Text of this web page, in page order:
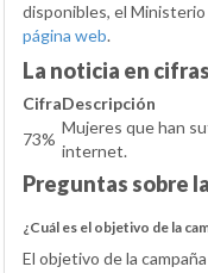
disponibles, el
página web.
La noticia en cifras
CifraDescripción
73%
Mujeres que han
internet.
Preguntas sobre
¿Cuál es el objetivo de la
El objetivo de la